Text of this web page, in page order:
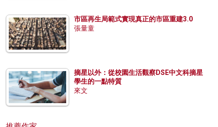
市區再生局範式實現真正的市區重建3.0
張量童
摘星以外：從校園生活觀察DSE中文科摘星
學生的一點特質
來文